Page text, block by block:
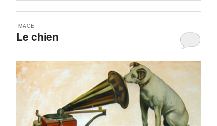
Le chien
IMAGE